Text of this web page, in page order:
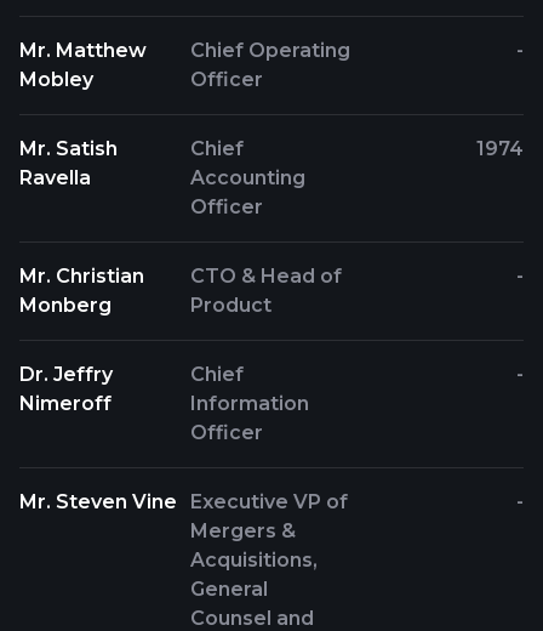
Mr. Matthew
Mobley
Chief Operating
Officer
-
Mr. Satish
Ravella
Chief
Accounting
Officer
1974
Mr. Christian
Monberg
CTO & Head of
Product
-
Dr. Jeffry
Nimeroff
Chief
Information
Officer
-
Mr. Steven Vine
Executive VP of
Mergers &
Acquisitions,
General
Counsel and
-